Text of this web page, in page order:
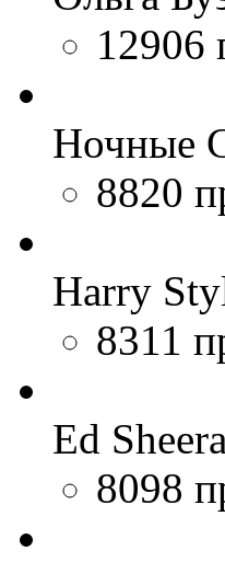
12906
Ночные
8820
Harry
8311
Ed
8098